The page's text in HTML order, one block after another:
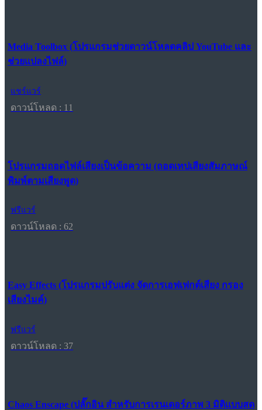
Media Toolbox (โปรแกรมช่วยดาวน์โหลดคลิป YouTube และ
ช่วยแปลงไฟล์)
แชร์แวร์
ดาวน์โหลด : 11
โปรแกรมถอดไฟล์เสียงเป็นข้อความ (ถอดเทปเสียงสัมภาษณ์
พิมพ์ตามเสียงพูด)
ฟรีแวร์
ดาวน์โหลด : 62
Easy Effects (โปรแกรมปรับแต่ง จัดการเอฟเฟกต์เสียง กรอง
เสียงไมค์)
ฟรีแวร์
ดาวน์โหลด : 37
Chaos Enscape (ปลั๊กอิน สำหรับการเรนเดอร์ภาพ 3 มิติแบบสด